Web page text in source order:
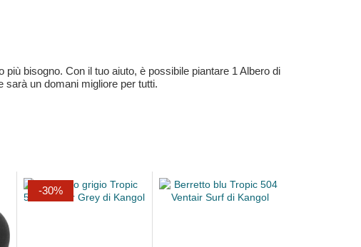
bisogno. Con il tuo aiuto, è possibile piantare 1 Albero di
sarà un domani migliore per tutti.
-30%